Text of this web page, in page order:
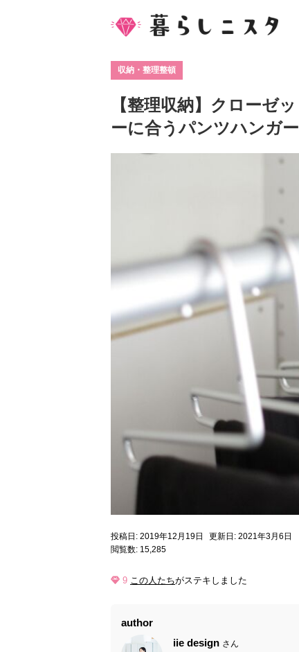
収納・整理整頓
【整理収納】クローゼ
ーに合うパンツハンガ
投稿日: 2019年12月19日
更新日: 2021年3月6日
閲覧数: 15,285
9 この人たちがステキしました
author
iie design さん